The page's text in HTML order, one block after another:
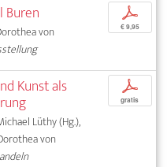
von
p
€ 9,95
Kunst als
Lüthy (Hg.),
von
p
gratis